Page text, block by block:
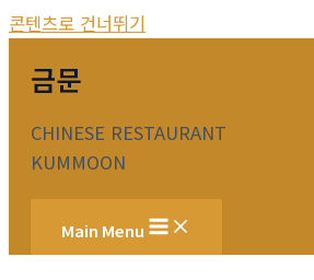
콘텐츠로 건너뛰기
금문
CHINESE RESTAURANT
KUMMOON
Main Menu